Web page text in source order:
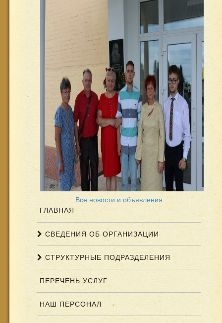
Все новости и объявления
ГЛАВНАЯ
СВЕДЕНИЯ ОБ ОРГАНИЗАЦИИ
СТРУКТУРНЫЕ ПОДРАЗДЕЛЕНИЯ
ПЕРЕЧЕНЬ УСЛУГ
НАШ ПЕРСОНАЛ